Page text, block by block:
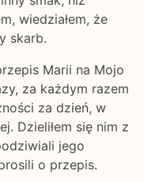
wiedziałem, że
skarb.
Marii na Mojo
za każdym razem
za dzień, w
Dzieliłem się nim z
jego
o przepis.